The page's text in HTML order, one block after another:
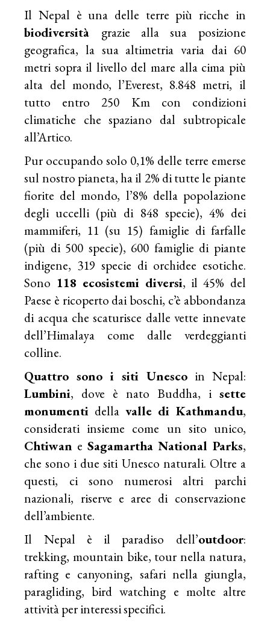
Il Nepal è una delle terre più ricche in
biodiversità grazie alla sua posizione
geografica, la sua altimetria varia dai 60
metri sopra il livello del mare alla cima più
alta del mondo, l’Everest, 8.848 metri, il
tutto entro 250 Km con condizioni
climatiche che spaziano dal subtropicale
all’Artico.
Pur occupando solo 0,1% delle terre emerse
sul nostro pianeta, ha il 2% di tutte le piante
fiorite del mondo, l’8% della popolazione
degli uccelli (più di 848 specie), 4% dei
mammiferi, 11 (su 15) famiglie di farfalle
(più di 500 specie), 600 famiglie di piante
indigene, 319 specie di orchidee esotiche.
Sono 118 ecosistemi diversi, il 45% del
Paese è ricoperto dai boschi, c’è abbondanza
di acqua che scaturisce dalle vette innevate
dell’Himalaya come dalle verdeggianti
colline.
Quattro sono i siti Unescoin Nepal:
Lumbini, dove è nato Buddha, i sette
monumenti della valle di Kathmandu,
considerati insieme come un sito unico,
Chtiwan e Sagamartha National Parks,
che sono i due siti Unesco naturali. Oltre a
questi, ci sono numerosi altri parchi
nazionali, riserve e aree di conservazione
dell’ambiente.
Il Nepal è il paradiso dell’outdoor:
trekking, mountain bike, tour nella natura,
rafting e canyoning, safari nella giungla,
paragliding, bird watching e molte altre
attività per interessi specifici.